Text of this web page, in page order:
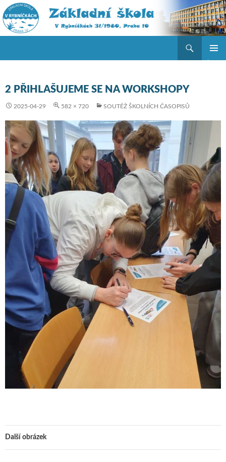
2 PŘIHLAŠUJEME SE NA WORKSHOPY
2025-04-29 582 × 720 SOUTĚŽ ŠKOLNÍCH ČASOPISŮ
Další obrázek